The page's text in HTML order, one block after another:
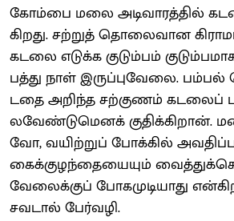
கோம்பை மலை அடி​வாரத்​தில்
கிறது. சற்​றுத் தொலை​வான
கடலை எடுக்க குடும்​பம்
பத்து நாள் இருப்​புவேலை.
டதை அறிந்த சற்​குணம் கடலைப்
ல​வேண்​டுமெனக் குதிக்​கிறான்.
வோ, வயிற்​றுப் போக்​கில்
கைக்​குழந்​தையை​யும்
வேலைக்​குப் போக​முடி​யாது
சவடால் பேர்​வழி.